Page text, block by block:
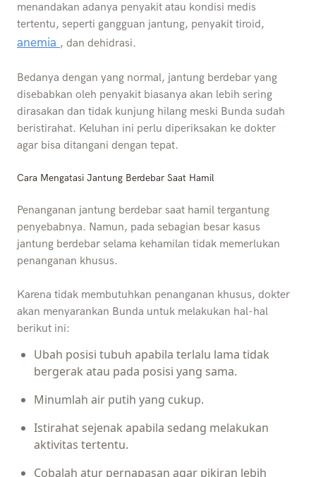
menandakan adanya penyakit atau kondisi medis
tertentu, seperti gangguan jantung, penyakit tiroid,
anemia , dan dehidrasi.
Bedanya dengan yang normal, jantung berdebar yang
disebabkan oleh penyakit biasanya akan lebih sering
dirasakan dan tidak kunjung hilang meski Bunda sudah
beristirahat. Keluhan ini perlu diperiksakan ke dokter
agar bisa ditangani dengan tepat.
Cara Mengatasi Jantung Berdebar Saat Hamil
Penanganan jantung berdebar saat hamil tergantung
penyebabnya. Namun, pada sebagian besar kasus
jantung berdebar selama kehamilan tidak memerlukan
penanganan khusus.
Karena tidak membutuhkan penanganan khusus, dokter
akan menyarankan Bunda untuk melakukan hal-hal
berikut ini:
Ubah posisi tubuh apabila terlalu lama tidak
bergerak atau pada posisi yang sama.
Minumlah air putih yang cukup.
Istirahat sejenak apabila sedang melakukan
aktivitas tertentu.
Cobalah atur pernapasan agar pikiran lebih